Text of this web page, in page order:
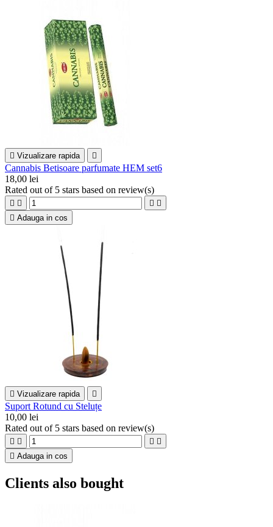
 Vizualizare rapida 
Cannabis Betisoare parfumate HEM set6
18,00 lei
Rated out of 5 stars based on review(s)
   
 Adauga in cos
 Vizualizare rapida 
Suport Rotund cu Steluțe
10,00 lei
Rated out of 5 stars based on review(s)
   
 Adauga in cos
Clients also bought